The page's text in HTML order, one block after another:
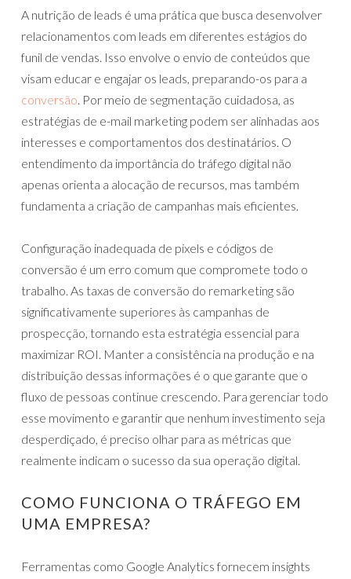
A nutrição de leads é uma prática que busca desenvolver
relacionamentos com leads em diferentes estágios do
funil de vendas. Isso envolve o envio de conteúdos que
visam educar e engajar os leads, preparando-os para a
conversão. Por meio de segmentação cuidadosa, as
estratégias de e-mail marketing podem ser alinhadas aos
interesses e comportamentos dos destinatários. O
entendimento da importância do tráfego digital não
apenas orienta a alocação de recursos, mas também
fundamenta a criação de campanhas mais eficientes.
Configuração inadequada de pixels e códigos de
conversão é um erro comum que compromete todo o
trabalho. As taxas de conversão do remarketing são
significativamente superiores às campanhas de
prospecção, tornando esta estratégia essencial para
maximizar ROI. Manter a consistência na produção e na
distribuição dessas informações é o que garante que o
fluxo de pessoas continue crescendo. Para gerenciar todo
esse movimento e garantir que nenhum investimento seja
desperdiçado, é preciso olhar para as métricas que
realmente indicam o sucesso da sua operação digital.
COMO FUNCIONA O TRÁFEGO EM
UMA EMPRESA?
Ferramentas como Google Analytics fornecem insights